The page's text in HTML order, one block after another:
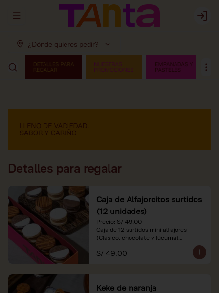
Abrir menu de navegación Login
¿Dónde quieres pedir?
Detalles para regalar
Caja de Alfajorcitos surtidos
(12 unidades)
Precio: S/ 49.00
Caja de 12 surtidos mini alfajores
(Clásico, chocolate y lúcuma)
*Nuestros precios están expresados en
S/ 49.00
Keke de naranja